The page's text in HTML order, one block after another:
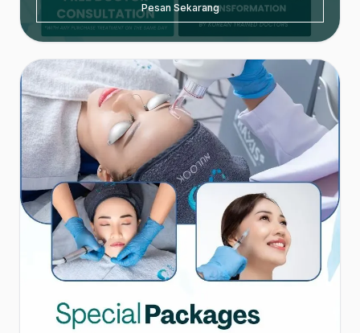
Pesan Sekarang